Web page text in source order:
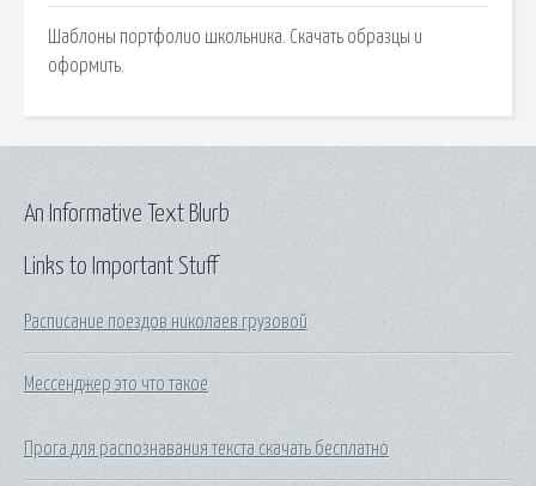
Шаблоны портфолио школьника. Скачать образцы и
оформить.
Links to Important Stuff
Расписание поездов николаев грузовой
Мессенджер это что такое
Прога для распознавания текста скачать бесплатно
An Informative Text Blurb